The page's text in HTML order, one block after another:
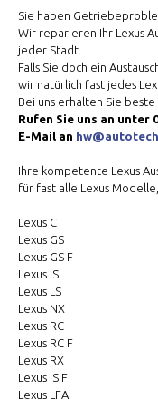
Sie haben
Wir reparieren Ihr Lexus
jeder Stadt.
Falls Sie doch ein
wir natürlich fast jedes
Bei uns erhalten Sie
Rufen Sie uns an unter
E-Mail an
Ihre kompetente Lexus
für fast alle Lexus
Lexus CT
Lexus GS
Lexus GS F
Lexus IS
Lexus LS
Lexus NX
Lexus RC
Lexus RC F
Lexus RX
Lexus IS F
Lexus LFA